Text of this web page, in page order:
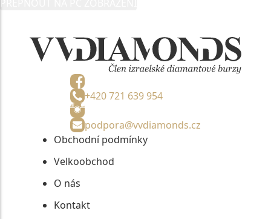
+420 721 639 954
podpora@vvdiamonds.cz
Obchodní podmínky
Velkoobchod
O nás
Kontakt